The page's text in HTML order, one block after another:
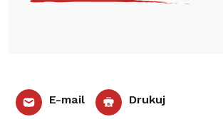
E-mail Drukuj